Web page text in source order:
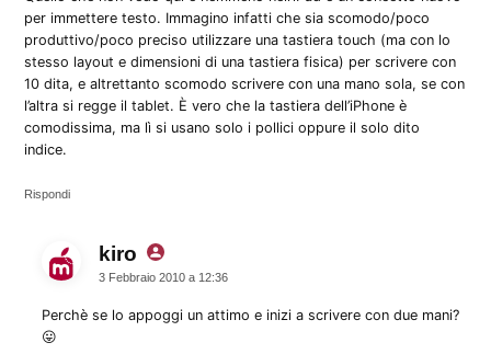
per immettere testo. Immagino infatti che sia scomodo/poco
produttivo/poco preciso utilizzare una tastiera touch (ma con lo
stesso layout e dimensioni di una tastiera fisica) per scrivere con
10 dita, e altrettanto scomodo scrivere con una mano sola, se con
l’altra si regge il tablet. È vero che la tastiera dell’iPhone è
comodissima, ma lì si usano solo i pollici oppure il solo dito
indice.
Rispondi
kiro dice:
3 Febbraio 2010 a 12:36
Perchè se lo appoggi un attimo e inizi a scrivere con due mani?
😛